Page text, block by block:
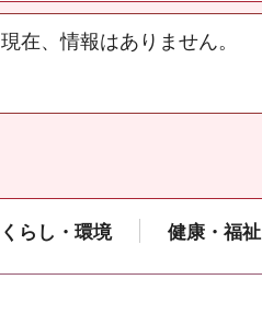
現在、情報はありません。
くらし・環境 健康・福祉